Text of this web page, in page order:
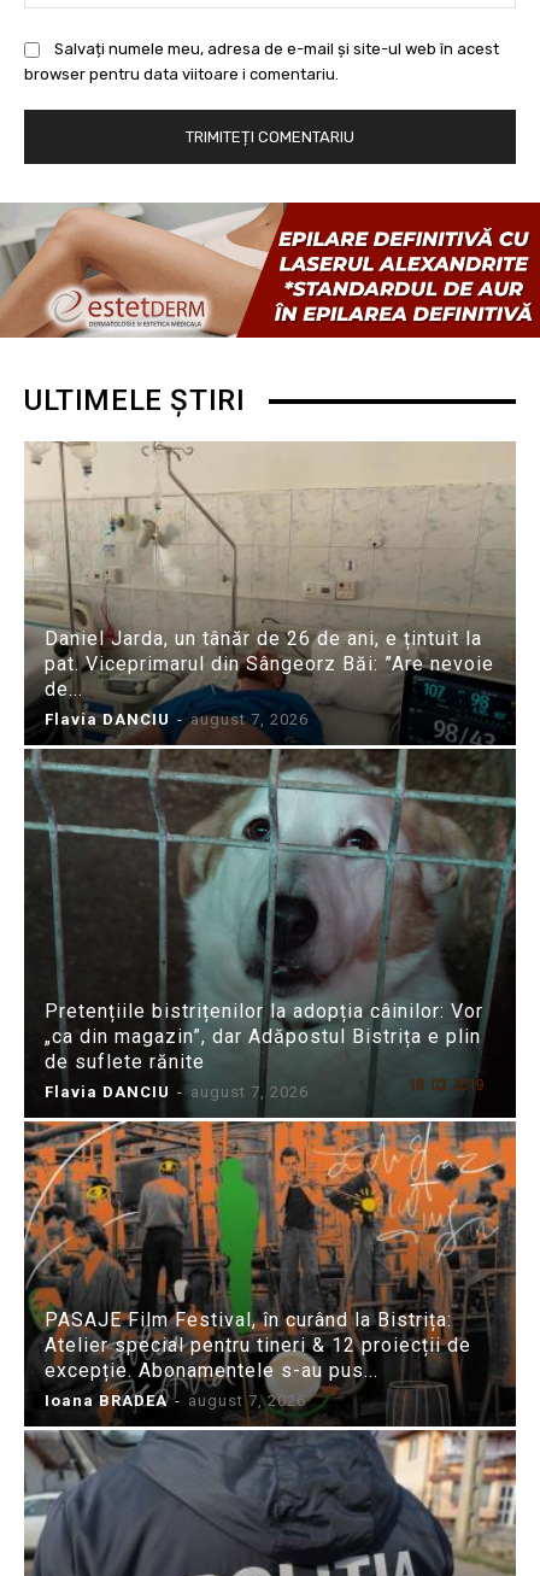
Salvați numele meu, adresa de e-mail și site-ul web în acest
browser pentru data viitoare i comentariu.
ULTIMELE ȘTIRI
Daniel Jarda, un tânăr de 26 de ani, e țintuit la
pat. Viceprimarul din Sângeorz Băi: ”Are nevoie
de...
Flavia DANCIU - august 7, 2026
Pretențiile bistrițenilor la adopția câinilor: Vor
„ca din magazin”, dar Adăpostul Bistrița e plin
de suflete rănite
Flavia DANCIU - august 7, 2026
PASAJE Film Festival, în curând la Bistrița:
Atelier special pentru tineri & 12 proiecții de
excepție. Abonamentele s-au pus...
Ioana BRADEA - august 7, 2026